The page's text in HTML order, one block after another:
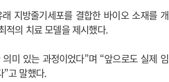
지방줄기세포를 결합한 바이오 소재를 개
적의 치료 모델을 제시했다.
미 있는 과정이었다”며 “앞으로도 실제 임
고 말했다.